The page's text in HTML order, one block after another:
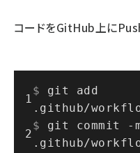
コードをGitHub上にPush
$ git add
.github/
$ git commit -
.github/